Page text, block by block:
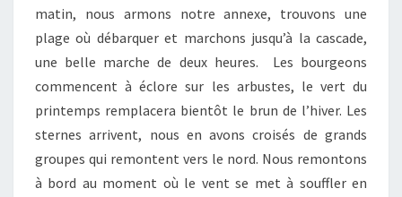
matin, nous armons notre annexe, trouvons une
plage où débarquer et marchons jusqu’à la cascade,
une belle marche de deux heures. Les bourgeons
commencent à éclore sur les arbustes, le vert du
printemps remplacera bientôt le brun de l’hiver. Les
sternes arrivent, nous en avons croisés de grands
groupes qui remontent vers le nord. Nous remontons
à bord au moment où le vent se met à souffler en